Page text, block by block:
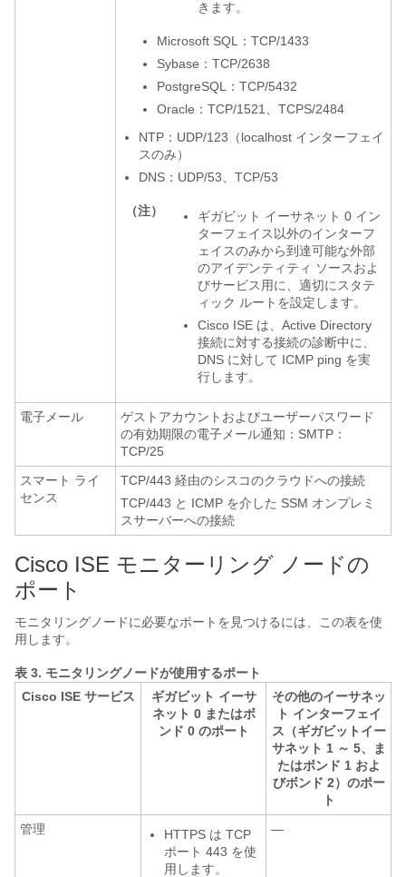
きます。
Microsoft SQL：TCP/1433
Sybase：TCP/2638
PostgreSQL：TCP/5432
Oracle：TCP/1521、 TCPS/2484
NTP：UDP/123（localhost インターフェイ
スのみ）
DNS：UDP/53、TCP/53
（注）
ギガビット イーサネット 0 イン
ターフェイス以外のインターフ
ェイスのみから到達可能な外部
のアイデンティティ ソースおよ
びサービス用に、適切にスタテ
ィック ルートを設定します。
Cisco ISE は、Active Directory
接続に対する接続の診断中に、
DNS に対して ICMP ping を実
行します。
電子メール
ゲストアカウントおよびユーザーパスワード
の有効期限の電子メール通知：SMTP：
TCP/25
スマート ライ
センス
TCP/443 経由のシスコのクラウドへの接続
TCP/443 と ICMP を介した SSM オンプレミ
スサーバーへの接続
Cisco ISE モニターリング ノードの
ポート
モニタリングノードに必要なポートを見つけるには、この表を使
用します。
表 3. モニタリングノードが使用するポート
Cisco ISE サービス
ギガビット イーサ
ネット 0 またはボ
ンド 0 のポート
その他のイーサネッ
ト インターフェイ
ス（ギガビットイー
サネット 1 ～ 5、ま
たはボンド 1 およ
びボンド 2）のポー
ト
管理
HTTPS は TCP
ポート 443 を使
用します。
—